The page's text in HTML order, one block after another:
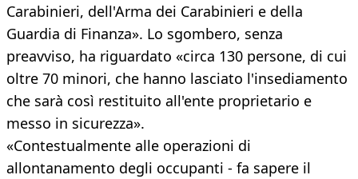
Carabinieri, dell'Arma dei Carabinieri e della
Guardia di Finanza». Lo sgombero, senza
preavviso, ha riguardato «circa 130 persone, di cui
oltre 70 minori, che hanno lasciato l'insediamento
che sarà così restituito all'ente proprietario e
messo in sicurezza».
«Contestualmente alle operazioni di
allontanamento degli occupanti - fa sapere il